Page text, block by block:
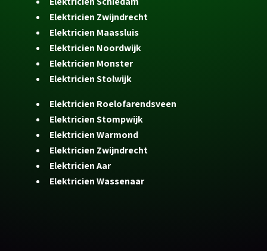
Elektricien Zwijndrecht
Elektricien Maassluis
Elektricien Noordwijk
Elektricien Monster
Elektricien Stolwijk
Elektricien Roelofarendsveen
Elektricien Stompwijk
Elektricien Warmond
Elektricien Zwijndrecht
Elektricien Aar
Elektricien Wassenaar